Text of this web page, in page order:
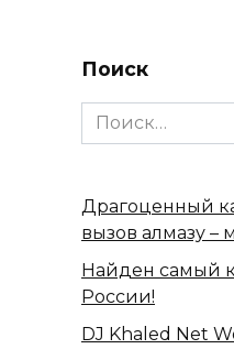
Поиск
Search
for:
Драгоценный
вызов алмазу –
Найден самый
России!
DJ Khaled Net